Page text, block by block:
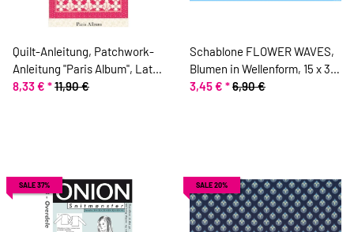
Quilt-Anleitung, Patchwork-
Anleitung "Paris Album", Late
Bloomer Quilts, No. 333
8,33 € *11,90 €
Schablone FLOWER WAVES,
Blumen in Wellenform, 15 x 33
cm
3,45 € *6,90 €
SALE 37% SALE 20%